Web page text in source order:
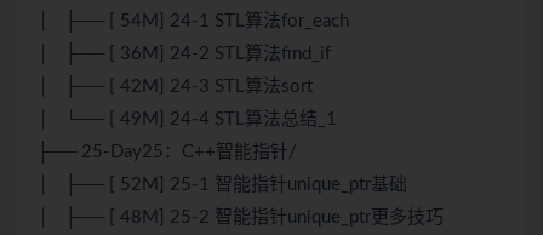
│ ├── [ 54M] 24-1 STL算法for_each
│ ├── [ 36M] 24-2 STL算法find_if
│ ├── [ 42M] 24-3 STL算法sort
│ └── [ 49M] 24-4 STL算法总结_1
├── 25-Day25：C++智能指针/
│ ├── [ 52M] 25-1 智能指针unique_ptr基础
│ ├── [ 48M] 25-2 智能指针unique_ptr更多技巧